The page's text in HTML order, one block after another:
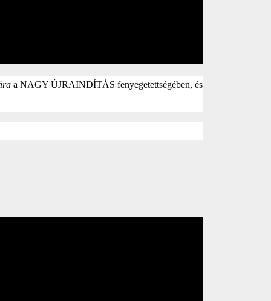
a NAGY ÚJRAINDÍTÁS fenyegetettségében, és